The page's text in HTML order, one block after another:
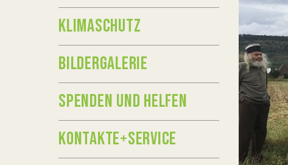
KLIMASCHUTZ
BILDERGALERIE
SPENDEN UND HELFEN
KONTAKTE+SERVICE